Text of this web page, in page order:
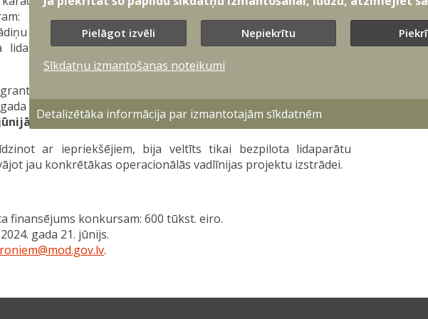
individuālā brīdināšanas sistēma par bezpilota sistēmu
mērķēšanas sistēma uz elektromagnētiskās karadarbības
lidaparātu pretdarbības sistēmas ar elektromagnētisko un
uzsaukums. Pirmajam konkursam projektu pieteikšanās
29. februārī. Pieteikšanās otrajam grantu uzsaukumam
ar iepriekšējiem, bija veltīts tikai bezpilota lidaparātu
jau konkrētākas operacionālās vadlīnijas projektu izstrādei.
finansējums konkursam: 600 tūkst. eiro.
gada 21. jūnijs.
.
Pielāgot izvēli Nepiekrītu
Sīkdatņu izmantošanas noteikumi
Detalizētāka informācija par izmantotajām sīkdatnēm